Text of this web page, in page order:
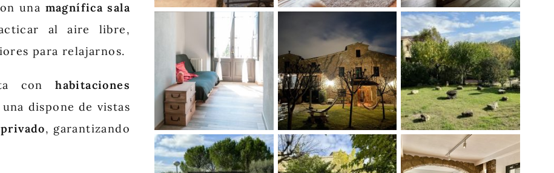
una magnífica sala
al aire libre,
para relajarnos.
conhabitaciones
dispone de vistas
, garantizando